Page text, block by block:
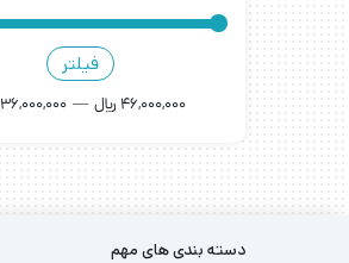
فیلتر
36,000,000 ﷼ — 46,000,000 ﷼
دسته بندی های مهم